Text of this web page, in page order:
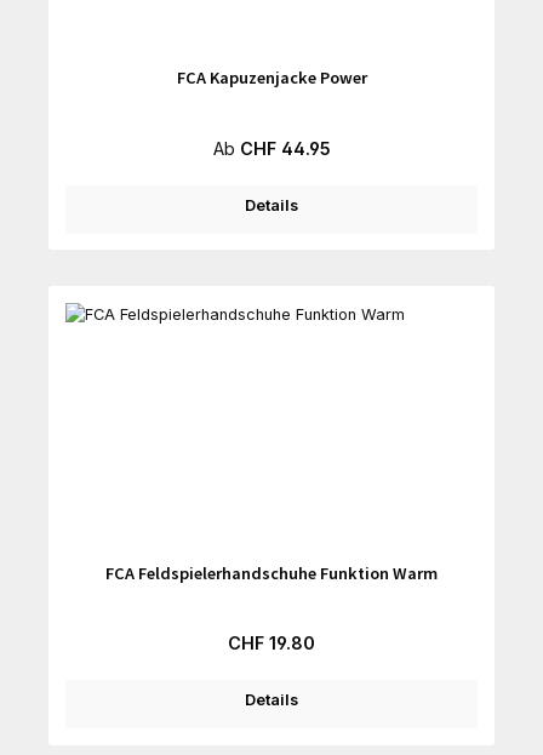
FCA Kapuzenjacke Power
Regulärer Preis:
Ab CHF 44.95
Details
FCA Feldspielerhandschuhe Funktion Warm
Regulärer Preis:
CHF 19.80
Details